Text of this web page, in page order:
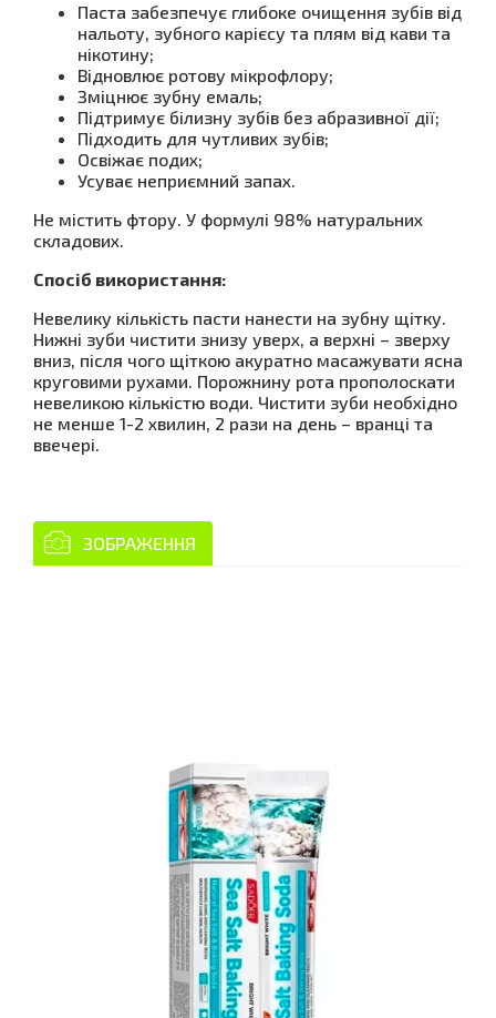
Паста забезпечує глибоке очищення зубів від
нальоту, зубного карієсу та плям від кави та
нікотину;
Відновлює ротову мікрофлору;
Зміцнює зубну емаль;
Підтримує білизну зубів без абразивної дії;
Підходить для чутливих зубів;
Освіжає подих;
Усуває неприємний запах.
Не містить фтору. У формулі 98% натуральних
складових.
Спосіб використання:
Невелику кількість пасти нанести на зубну щітку.
Нижні зуби чистити знизу уверх, а верхні – зверху
вниз, після чого щіткою акуратно масажувати ясна
круговими рухами. Порожнину рота прополоскати
невеликою кількістю води. Чистити зуби необхідно
не менше 1-2 хвилин, 2 рази на день – вранці та
ввечері.
ЗОБРАЖЕННЯ